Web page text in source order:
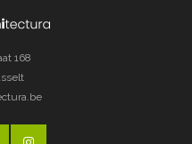
168